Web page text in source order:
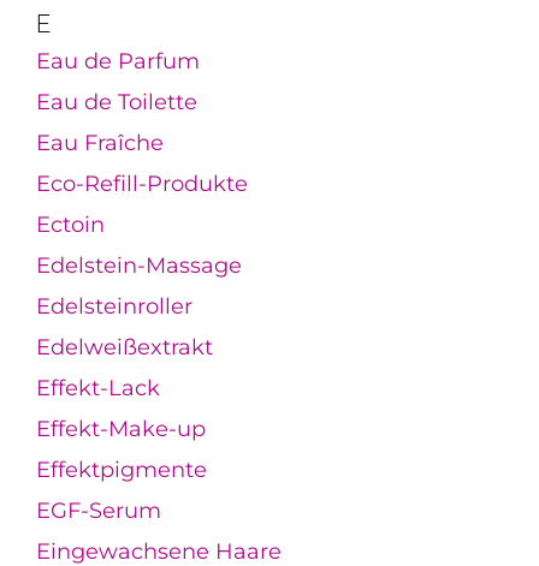
E
Eau de Parfum
Eau de Toilette
Eau Fraîche
Eco-Refill-Produkte
Ectoin
Edelstein-Massage
Edelsteinroller
Edelweißextrakt
Effekt-Lack
Effekt-Make-up
Effektpigmente
EGF-Serum
Eingewachsene Haare